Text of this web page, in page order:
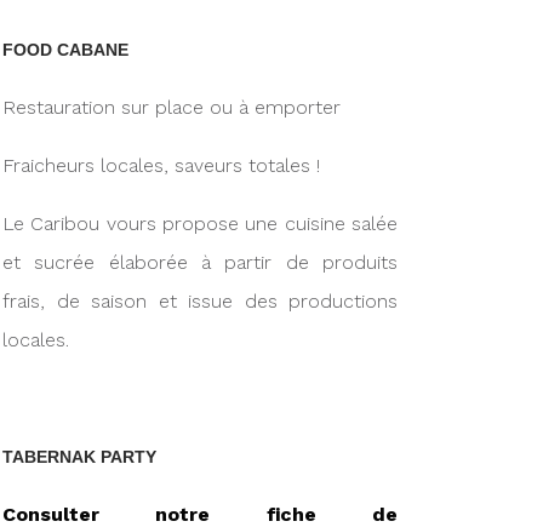
FOOD CABANE
Restauration sur place ou à emporter
Fraicheurs locales, saveurs totales !
Le Caribou vours propose une cuisine salée
et sucrée élaborée à partir de produits
frais, de saison et issue des productions
locales.
TABERNAK PARTY
Consulter notre fiche de